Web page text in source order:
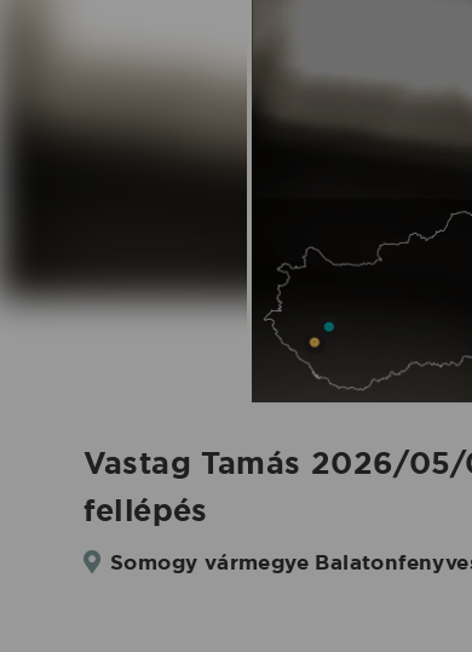
2026.05.09.
Vastag Tamás 2026/
fellépés
Somogy vármegye